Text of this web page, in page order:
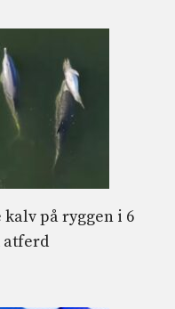
på ryggen i 6
atferd